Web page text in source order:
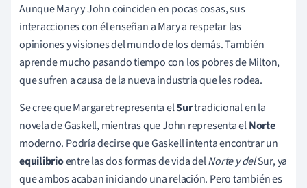
Aunque Mary y John coinciden en pocas cosas, sus
interacciones con él enseñan a Mary a respetar las
opiniones y visiones del mundo de los demás. También
aprende mucho pasando tiempo con los pobres de Milton,
que sufren a causa de la nueva industria que les rodea.
Se cree que Margaret representa elSurtradicional en la
novela de Gaskell, mientras que John representa elNorte
moderno. Podría decirse que Gaskell intenta encontrar un
equilibrioentre las dos formas de vida delNorte y delSur, ya
que ambos acaban iniciando una relación. Pero también es